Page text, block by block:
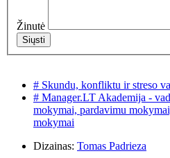
Žinutė
# Skundu, konfliktu ir streso
# Manager.LT Akademija -
mokymai, pardavimu
mokymai
Dizainas: Tomas Padrieza